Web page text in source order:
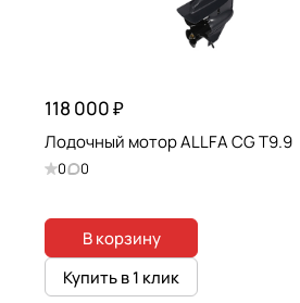
118 000 ₽
Лодочный мотор ALLFA CG T9.9
0 0
В корзину
Купить в 1 клик